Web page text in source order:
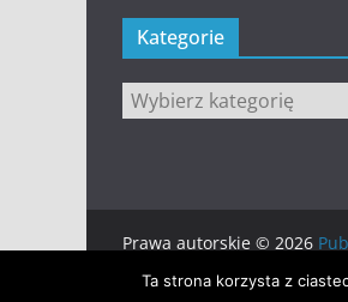
Kategorie
Kategorie
Prawa autorskie © 2026
Motyw:ColorMag
Ta strona korzysta z